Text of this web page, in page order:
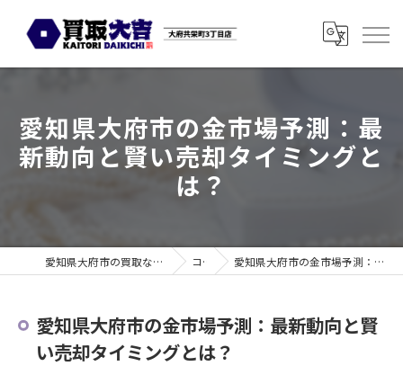
愛知県大府市の金市場予測：最
新動向と賢い売却タイミングと
は？
愛知県大府市の買取なら買取大吉 大府共栄町3丁目店 コラム 愛知県大府市の金市場予測：最新動向と賢い売却タイミングとは？
愛知県大府市の金市場予測：最新動向と賢
い売却タイミングとは？